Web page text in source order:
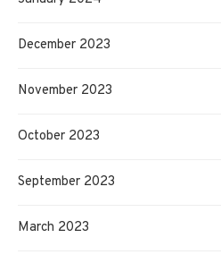
December 2023
November 2023
October 2023
September 2023
March 2023